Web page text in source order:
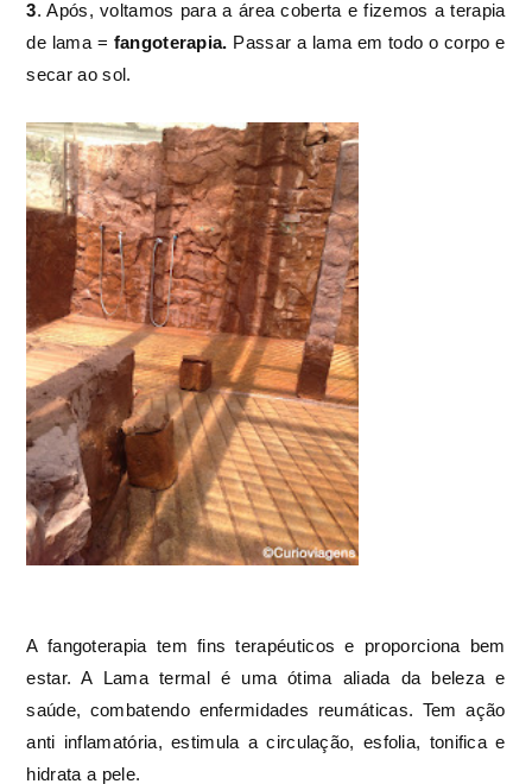
3. Após, voltamos para a área coberta e fizemos a terapia
de lama = fangoterapia. Passar a lama em todo o corpo e
secar ao sol.
A fangoterapia tem fins terapéuticos e proporciona bem
estar. A Lama termal é uma ótima aliada da beleza e
saúde, combatendo enfermidades reumáticas. Tem ação
anti inflamatória, estimula a circulação, esfolia, tonifica e
hidrata a pele.